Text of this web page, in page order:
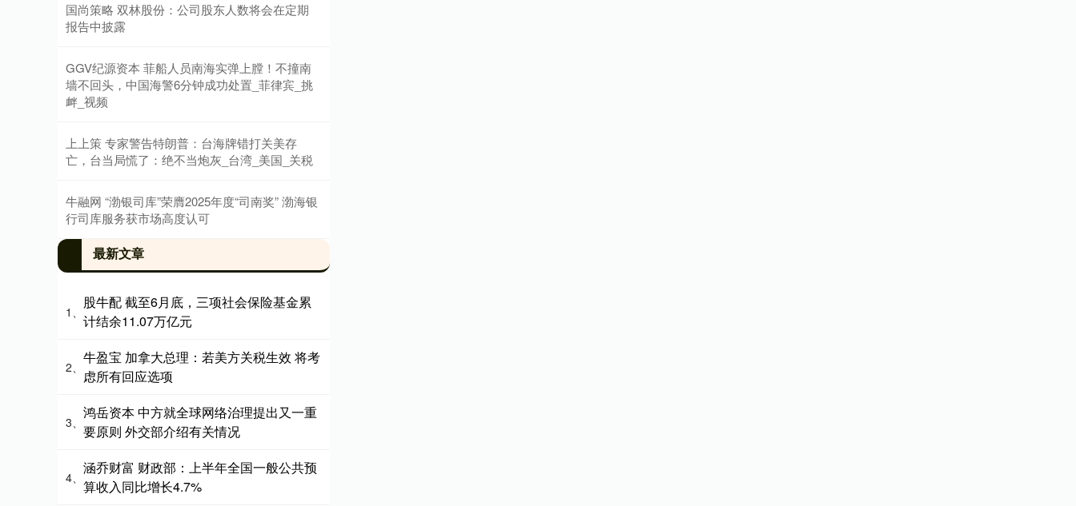
国尚策略 双林股份：公司股东人数将会在定期
报告中披露
GGV纪源资本 菲船人员南海实弹上膛！不撞南
墙不回头，中国海警6分钟成功处置_菲律宾_挑
衅_视频
上上策 专家警告特朗普：台海牌错打关美存
亡，台当局慌了：绝不当炮灰_台湾_美国_关税
牛融网 “渤银司库”荣膺2025年度“司南奖” 渤海银
行司库服务获市场高度认可
最新文章
1、
股牛配 截至6月底，三项社会保险基金累
计结余11.07万亿元
2、
牛盈宝 加拿大总理：若美方关税生效 将考
虑所有回应选项
3、
鸿岳资本 中方就全球网络治理提出又一重
要原则 外交部介绍有关情况
4、
涵乔财富 财政部：上半年全国一般公共预
算收入同比增长4.7%